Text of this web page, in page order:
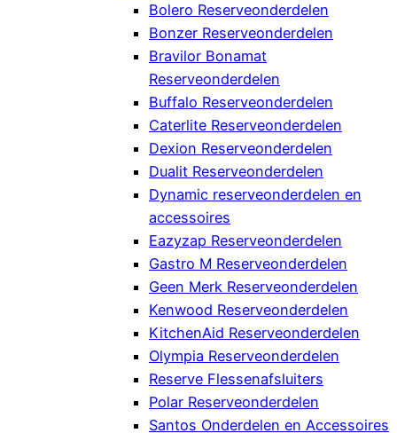
Bolero Reserveonderdelen
Bonzer Reserveonderdelen
Bravilor Bonamat
Reserveonderdelen
Buffalo Reserveonderdelen
Caterlite Reserveonderdelen
Dexion Reserveonderdelen
Dualit Reserveonderdelen
Dynamic reserveonderdelen en
accessoires
Eazyzap Reserveonderdelen
Gastro M Reserveonderdelen
Geen Merk Reserveonderdelen
Kenwood Reserveonderdelen
KitchenAid Reserveonderdelen
Olympia Reserveonderdelen
Reserve Flessenafsluiters
Polar Reserveonderdelen
Santos Onderdelen en Accessoires